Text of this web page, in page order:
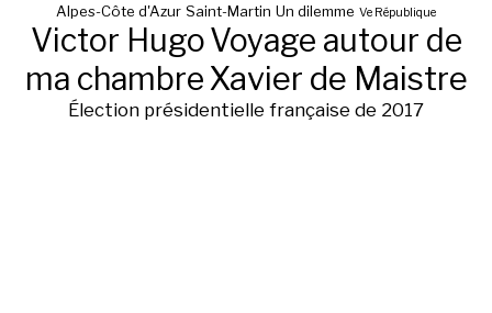
Alpes-Côte d'Azur Saint-Martin Un dilemme Ve République
Victor HugoVoyage autour de
ma chambreXavier de Maistre
Élection présidentielle française de 2017